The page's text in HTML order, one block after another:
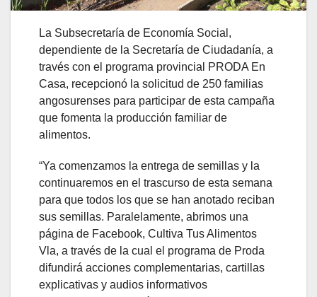
La Subsecretaría de Economía Social,
dependiente de la Secretaría de Ciudadanía, a
través con el programa provincial PRODA En
Casa, recepcionó la solicitud de 250 familias
angosurenses para participar de esta campaña
que fomenta la producción familiar de
alimentos.
“Ya comenzamos la entrega de semillas y la
continuaremos en el trascurso de esta semana
para que todos los que se han anotado reciban
sus semillas. Paralelamente, abrimos una
página de Facebook, Cultiva Tus Alimentos
Vla, a través de la cual el programa de Proda
difundirá acciones complementarias, cartillas
explicativas y audios informativos